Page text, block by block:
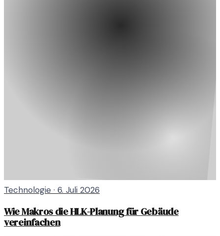
Technologie · 6. Juli 2026
Wie Makros die HLK-Planung für Gebäude
vereinfachen